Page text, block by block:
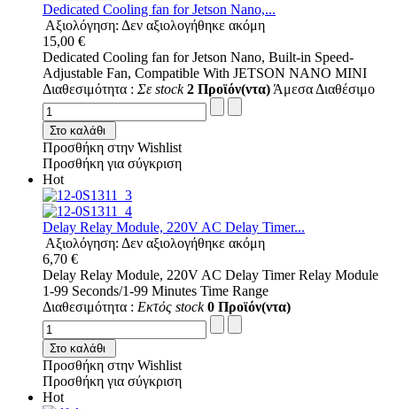
Dedicated Cooling fan for Jetson Nano,...
Αξιολόγηση: Δεν αξιολογήθηκε ακόμη
15,00 €
Dedicated Cooling fan for Jetson Nano, Built-in Speed-
Adjustable Fan, Compatible With JETSON NANO MINI
Διαθεσιμότητα : Σε stock 2 Προϊόν(ντα) Άμεσα Διαθέσιμο
Στο καλάθι
Προσθήκη στην Wishlist
Προσθήκη για σύγκριση
Hot
Delay Relay Module, 220V AC Delay Timer...
Αξιολόγηση: Δεν αξιολογήθηκε ακόμη
6,70 €
Delay Relay Module, 220V AC Delay Timer Relay Module
1-99 Seconds/1-99 Minutes Time Range
Διαθεσιμότητα : Εκτός stock 0 Προϊόν(ντα)
Στο καλάθι
Προσθήκη στην Wishlist
Προσθήκη για σύγκριση
Hot